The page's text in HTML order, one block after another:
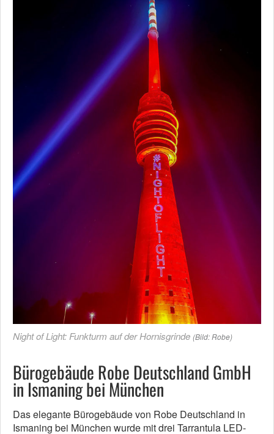
Night of Light: Funkturm auf der Hornisgrinde (Bild: Robe)
Bürogebäude Robe Deutschland GmbH
in Ismaning bei München
Das elegante Bürogebäude von Robe Deutschland in
Ismaning bei München wurde mit drei Tarrantula LED-